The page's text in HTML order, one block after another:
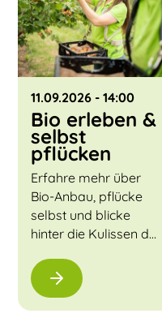
11.09.2026 - 14:00
Bio erleben &
selbst
pflücken
Erfahre mehr über
Bio-Anbau, pflücke
selbst und blicke
hinter die Kulissen der